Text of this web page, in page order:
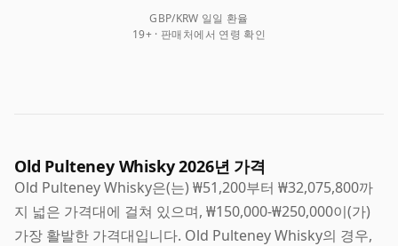
GBP/KRW 일일 환율
19+ · 판매처에서 연령 확인
Old Pulteney Whisky 2026년 가격
Old Pulteney Whisky은(는) ₩51,200부터 ₩32,075,800까
지 넓은 가격대에 걸쳐 있으며, ₩150,000-₩250,000이(가)
가장 활발한 가격대입니다. Old Pulteney Whisky의 경우,